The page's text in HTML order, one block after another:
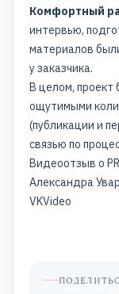
Комфортный
интервью,
материалов
у заказчика.
В целом, проект
ощутимыми
(публикации и
связью по
Видеоотзыв о
Александра
VKVideo